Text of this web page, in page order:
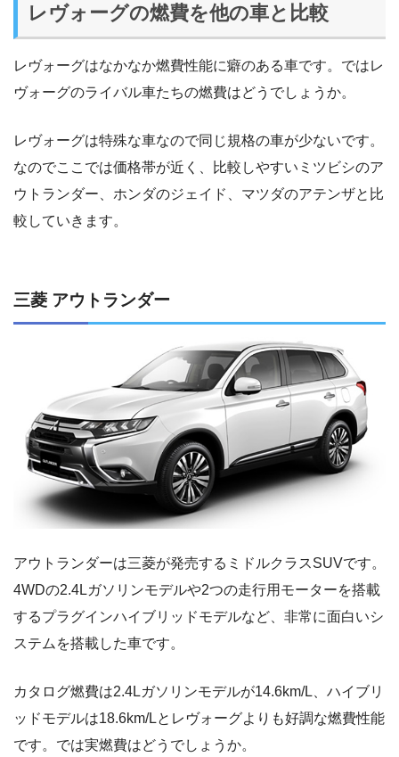
レヴォーグの燃費を他の車と比較
レヴォーグはなかなか燃費性能に癖のある車です。ではレ
ヴォーグのライバル車たちの燃費はどうでしょうか。
レヴォーグは特殊な車なので同じ規格の車が少ないです。
なのでここでは価格帯が近く、比較しやすいミツビシのア
ウトランダー、ホンダのジェイド、マツダのアテンザと比
較していきます。
三菱 アウトランダー
アウトランダーは三菱が発売するミドルクラスSUVです。
4WDの2.4Lガソリンモデルや2つの走行用モーターを搭載
するプラグインハイブリッドモデルなど、非常に面白いシ
ステムを搭載した車です。
カタログ燃費は2.4Lガソリンモデルが14.6km/L、ハイブリ
ッドモデルは18.6km/Lとレヴォーグよりも好調な燃費性能
です。では実燃費はどうでしょうか。